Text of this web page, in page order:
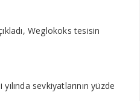
Weglokoks tesisin
sevkiyatlarının yüzde